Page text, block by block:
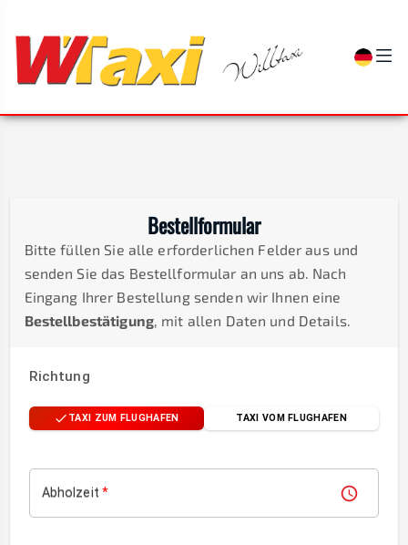
Bestellformular
Bitte füllen Sie alle erforderlichen Felder aus und
senden Sie das Bestellformular an uns ab. Nach
Eingang Ihrer Bestellung senden wir Ihnen eine
Bestellbestätigung, mit allen Daten und Details.
Richtung
TAXI ZUM FLUGHAFEN TAXI VOM FLUGHAFEN
Abholzeit *